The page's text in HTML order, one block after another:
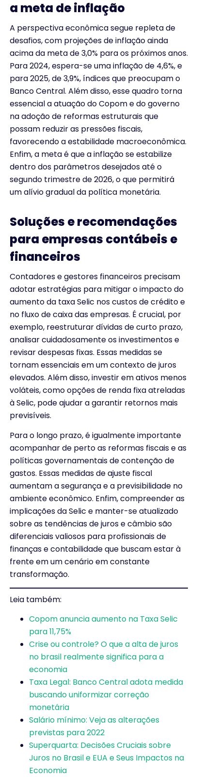
a meta de inflação
A perspectiva econômica segue repleta de
desafios, com projeções de inflação ainda
acima da meta de 3,0% para os próximos anos.
Para 2024, espera-se uma inflação de 4,6%, e
para 2025, de 3,9%, índices que preocupam o
Banco Central. Além disso, esse quadro torna
essencial a atuação do Copom e do governo
na adoção de reformas estruturais que
possam reduzir as pressões fiscais,
favorecendo a estabilidade macroeconômica.
Enfim, a meta é que a inflação se estabilize
dentro dos parâmetros desejados até o
segundo trimestre de 2026, o que permitirá
um alívio gradual da política monetária.
Soluções e recomendações
para empresas contábeis e
financeiros
Contadores e gestores financeiros precisam
adotar estratégias para mitigar o impacto do
aumento da taxa Selic nos custos de crédito e
no fluxo de caixa das empresas. É crucial, por
exemplo, reestruturar dívidas de curto prazo,
analisar cuidadosamente os investimentos e
revisar despesas fixas. Essas medidas se
tornam essenciais em um contexto de juros
elevados. Além disso, investir em ativos menos
voláteis, como opções de renda fixa atreladas
à Selic, pode ajudar a garantir retornos mais
previsíveis.
Para o longo prazo, é igualmente importante
acompanhar de perto as reformas fiscais e as
políticas governamentais de contenção de
gastos. Essas medidas de ajuste fiscal
aumentam a segurança e a previsibilidade no
ambiente econômico. Enfim, compreender as
implicações da Selic e manter-se atualizado
sobre as tendências de juros e câmbio são
diferenciais valiosos para profissionais de
finanças e contabilidade que buscam estar à
frente em um cenário em constante
transformação.
Leia também:
Copom anuncia aumento na Taxa Selic
para 11,75%
Crise ou controle? O que a alta de juros
no brasil realmente significa para a
economia
Taxa Legal: Banco Central adota medida
buscando uniformizar correção
monetária
Salário mínimo: Veja as alterações
previstas para 2022
Superquarta: Decisões Cruciais sobre
Juros no Brasil e EUA e Seus Impactos na
Economia